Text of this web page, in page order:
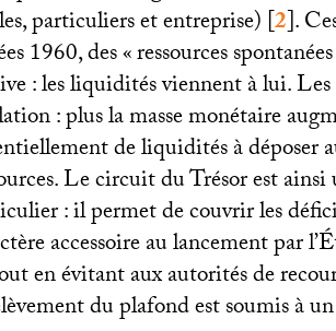
particuliers et entreprise)[2].
1960, des «ressources spontanées
: les liquidités viennent à lui.
: plus la masse monétaire
de liquidités à déposer
Le circuit du Trésor est
: il permet de couvrir les
accessoire au lancement par
en évitant aux autorités de
du plafond est soumis à